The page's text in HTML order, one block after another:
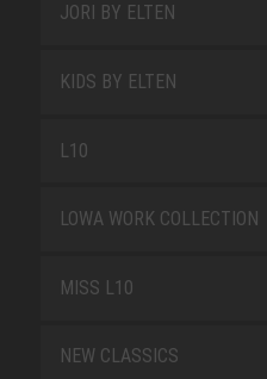
JORI BY ELTEN
KIDS BY ELTEN
L10
LOWA WORK COLLECTION
MISS L10
NEW CLASSICS